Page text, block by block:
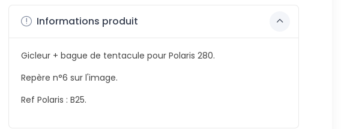
Informations produit
Gicleur + bague de tentacule pour Polaris 280.
Repère n°6 sur l'image.
Ref Polaris : B25.